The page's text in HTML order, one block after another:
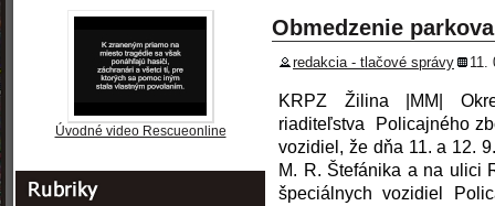
Úvodné video Rescueonline
Obmedzenie
redakcia - tlačové správy 11.
KRPZ Žilina |MM|
riaditeľstva Policajného
vozidiel, že dňa 11. a 12.
M. R. Štefánika a na ulici
špeciálnych vozidiel